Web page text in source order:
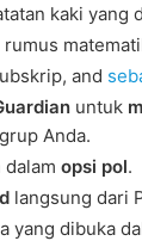
kaki yang
and
untuk
Anda.
opsi pol.
langsung dari
yang dibuka